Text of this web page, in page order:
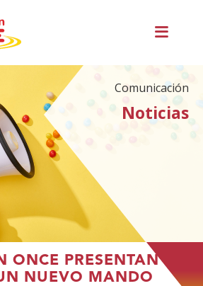
principal
Comunicación
Noticias
ONCE PRESENTAN
NUEVO MANDO